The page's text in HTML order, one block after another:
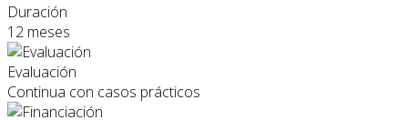
Duración
12 meses
Evaluación
Continua con casos prácticos